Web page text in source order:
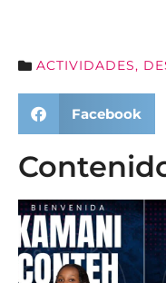
ACTIVIDADES,
Facebook